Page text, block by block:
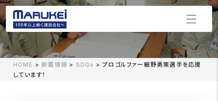
HOME >新着情報 > SDGs >プロゴルファー細野勇策選手を応援
しています！